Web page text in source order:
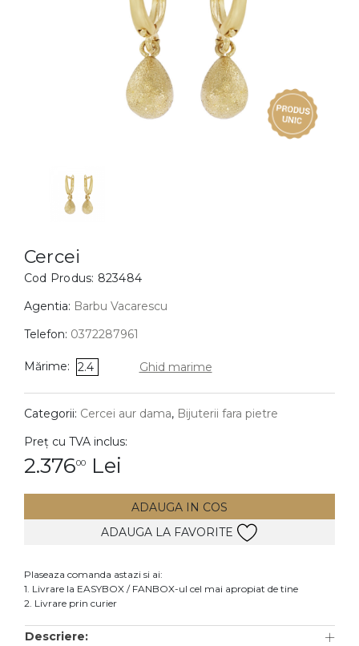
BIJUTERII COPII
Cercei
Bratari
Coliere
Lanturi
Pandantive
DIAMANTE Vezi toate
Cercei
Accesorii
Cercei
Cod Produs: 823484
Agentia: Barbu Vacarescu
Telefon: 0372287961
Mărime: 2.4 Ghid marime
Categorii: Cercei aur dama, Bijuterii fara pietre
Preț cu TVA inclus:
2.37600 Lei
ADAUGA IN COS
ADAUGA LA FAVORITE
Plaseaza comanda astazi si ai:
1. Livrare la EASYBOX / FANBOX-ul cel mai apropiat de tine
2. Livrare prin curier
Descriere: